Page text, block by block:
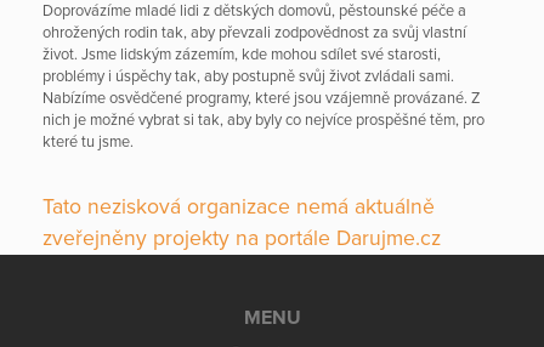
Doprovázíme mladé lidi z dětských domovů, pěstounské péče a
ohrožených rodin tak, aby převzali zodpovědnost za svůj vlastní
život. Jsme lidským zázemím, kde mohou sdílet své starosti,
problémy i úspěchy tak, aby postupně svůj život zvládali sami.
Nabízíme osvědčené programy, které jsou vzájemně provázané. Z
nich je možné vybrat si tak, aby byly co nejvíce prospěšné těm, pro
které tu jsme.
Tato nezisková organizace nemá aktuálně
zveřejněny projekty na portále Darujme.cz
MENU